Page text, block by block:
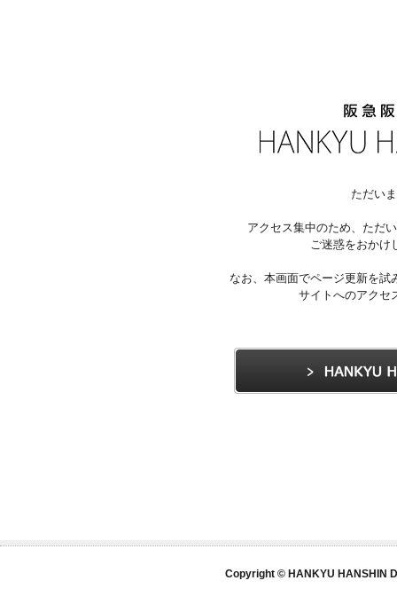
ただい
アクセス集中のため、ただ
ご迷惑をおかけ
なお、本画面でページ更新を
サイトへのアクセ
Copyright © HANKYU HANSHIN